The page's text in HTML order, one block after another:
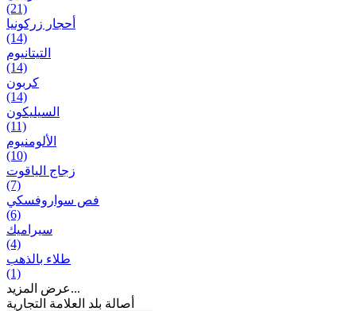
(21)
أحجار زركونيا
(14)
التيتانيوم
(14)
كربون
(14)
السيليكون
(11)
الألومنيوم
(10)
زجاج الياقوت
(7)
فص سواروفسكي
(6)
سيراميك
(4)
طلاء بالذهب
(1)
عرض المزيد...
أصالة بلد العلامة التجارية